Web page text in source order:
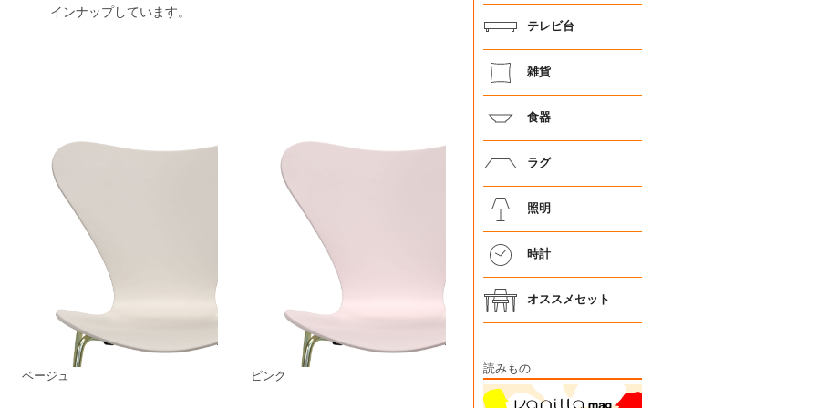
インナップしています。
ベージュ ピンク
テレビ台
雑貨
食器
ラグ
照明
時計
オススメセット
読みもの